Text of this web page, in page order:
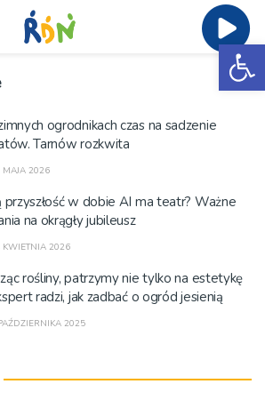
ogrodnikach czas na sadzenie
Tarnów rozkwita
2026
przyszłość w dobie AI ma teatr? Ważne
na okrągły jubileusz
2026
rośliny, patrzymy nie tylko na estetykę
radzi, jak zadbać o ogród jesienią
2025